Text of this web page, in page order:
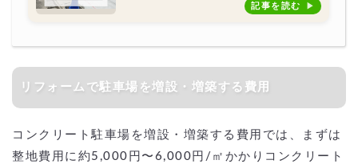
記事を読む
リフォームで駐車場を増設・増築する費用
コンクリート駐車場を増設・増築する費用では、まずは
整地費用に約5,000円〜6,000円/㎡かかりコンクリート